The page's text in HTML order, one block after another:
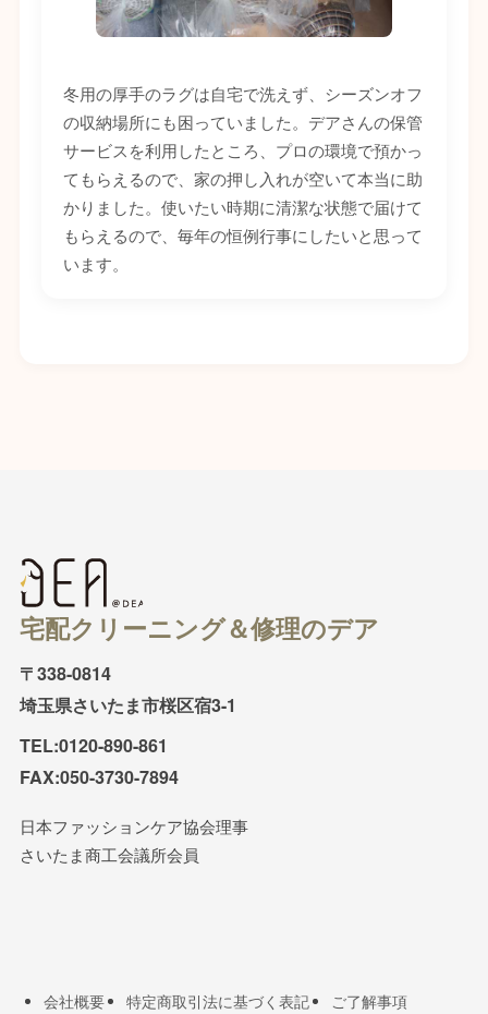
冬用の厚手のラグは自宅で洗えず、シーズンオフ
の収納場所にも困っていました。デアさんの保管
サービスを利用したところ、プロの環境で預かっ
てもらえるので、家の押し入れが空いて本当に助
かりました。使いたい時期に清潔な状態で届けて
もらえるので、毎年の恒例行事にしたいと思って
います。
宅配クリーニング＆修理のデア
〒338-0814
埼玉県さいたま市桜区宿3-1
TEL:0120-890-861
FAX:050-3730-7894
日本ファッションケア協会理事
さいたま商工会議所会員
会社概要 特定商取引法に基づく表記 ご了解事項